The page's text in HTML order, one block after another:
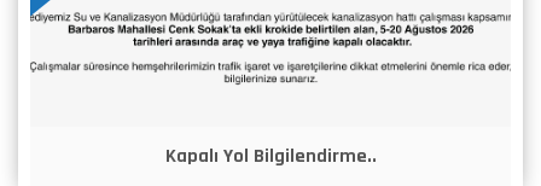
Kapalı Yol Bilgilendirme..